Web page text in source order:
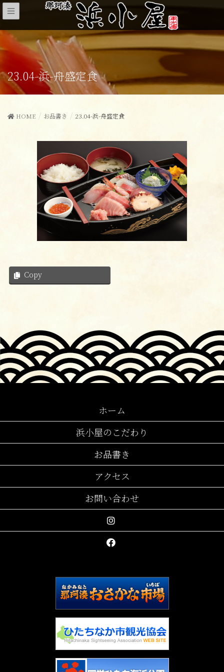
23.04-浜-舟盛定食
HOME お品書き 23.04-浜-舟盛定食
Copy
ホーム
浜小屋のこだわり
お品書き
アクセス
お問い合わせ